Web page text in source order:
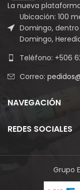
La nueva
Ubicación: 100
Domingo,
Domingo,
Teléfono: +506
Correo:
NAVEGACIÓN
REDES SOCIALES
Grupo